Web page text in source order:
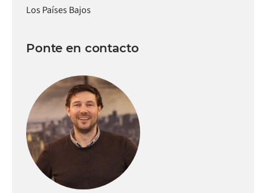
Los Países Bajos
Ponte en contacto